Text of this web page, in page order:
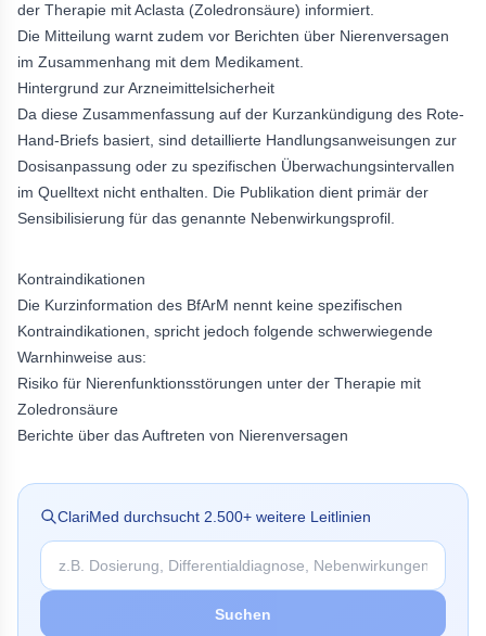
der Therapie mit Aclasta (Zoledronsäure) informiert.
Die Mitteilung warnt zudem vor Berichten über Nierenversagen
im Zusammenhang mit dem Medikament.
Hintergrund zur Arzneimittelsicherheit
Da diese Zusammenfassung auf der Kurzankündigung des Rote-
Hand-Briefs basiert, sind detaillierte Handlungsanweisungen zur
Dosisanpassung oder zu spezifischen Überwachungsintervallen
im Quelltext nicht enthalten. Die Publikation dient primär der
Sensibilisierung für das genannte Nebenwirkungsprofil.
Kontraindikationen
Die Kurzinformation des BfArM nennt keine spezifischen
Kontraindikationen, spricht jedoch folgende schwerwiegende
Warnhinweise aus:
Risiko für Nierenfunktionsstörungen unter der Therapie mit
Zoledronsäure
Berichte über das Auftreten von Nierenversagen
ClariMed durchsucht 2.500+ weitere Leitlinien
Suchen